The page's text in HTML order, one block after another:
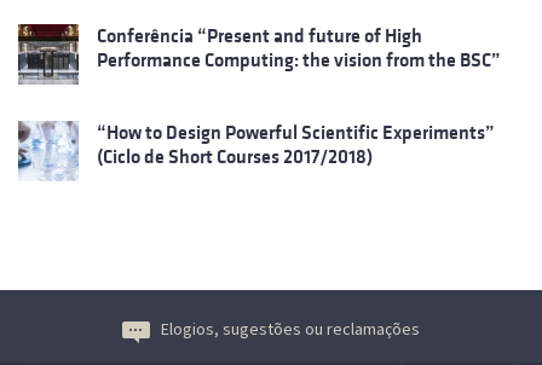
Conferência “Present and future of High
Performance Computing: the vision from the BSC”
“How to Design Powerful Scientific Experiments”
(Ciclo de Short Courses 2017/2018)
Elogios, sugestões ou reclamações